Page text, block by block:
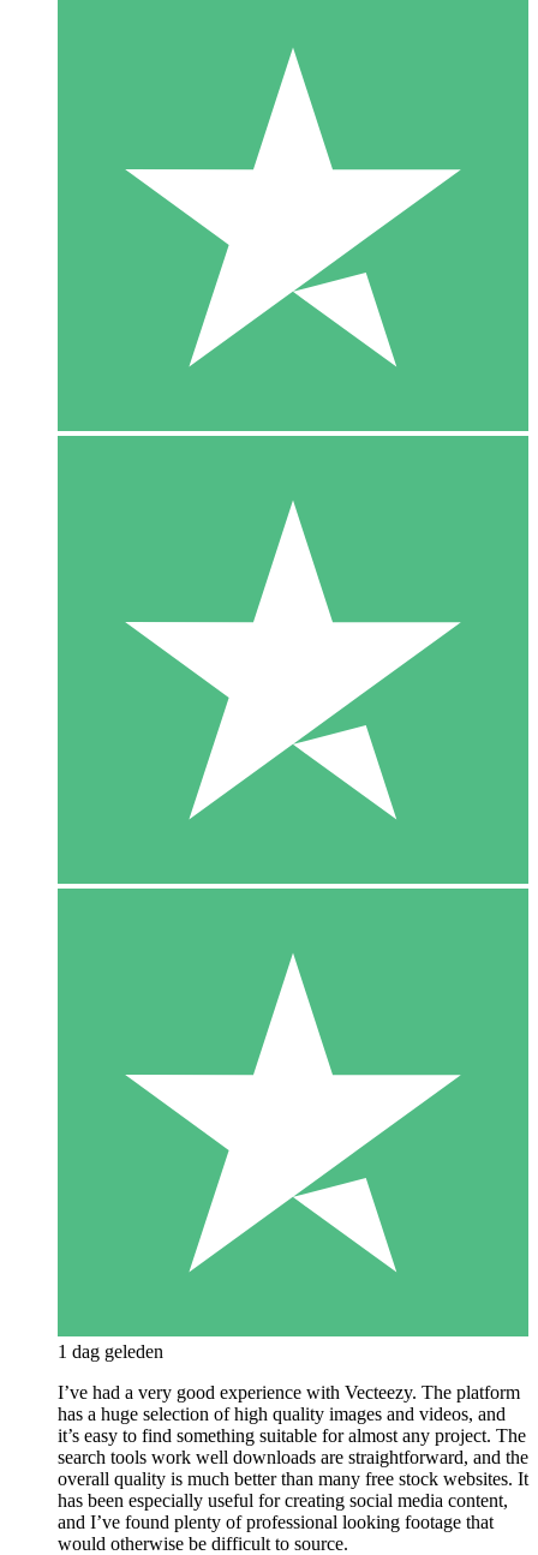
1 dag geleden
I’ve had a very good experience with Vecteezy. The platform
has a huge selection of high quality images and videos, and
it’s easy to find something suitable for almost any project. The
search tools work well downloads are straightforward, and the
overall quality is much better than many free stock websites. It
has been especially useful for creating social media content,
and I’ve found plenty of professional looking footage that
would otherwise be difficult to source.